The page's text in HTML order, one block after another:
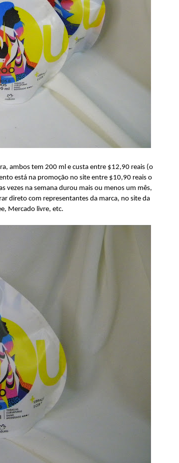
ambos tem 200 ml e custa entre $12,90 reais (o
está na promoção no site entre $10,90 reais o
vezes na semana durou mais ou menos um mês,
direto com representantes da marca, no site da
Mercado livre, etc.